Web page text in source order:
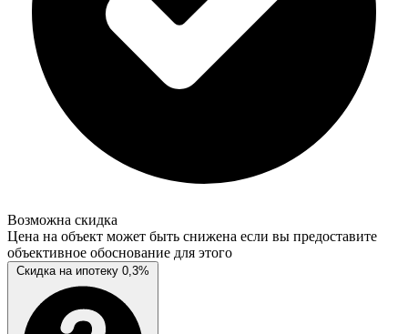
Возможна скидка
Цена на объект может быть снижена если вы предоставите
объективное обоснование для этого
Скидка на ипотеку 0,3%